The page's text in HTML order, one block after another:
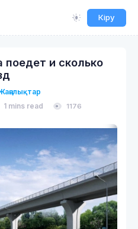
Кіру
поедет и сколько
1 mins read 1176